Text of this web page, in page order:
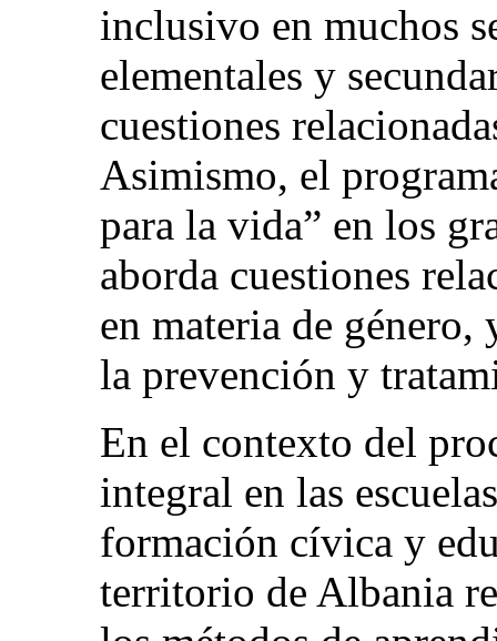
inclusivo en muchos
elementales y
cuestiones
Asimismo, el
para la vida” en los
aborda cuestiones
en materia de género,
la prevención y
En el contexto del
integral en las
formación cívica y
territorio de Albania